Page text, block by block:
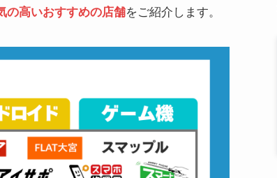
の高いおすすめの店舗をご紹介します。